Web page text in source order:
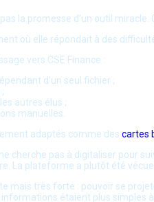
pas la promesse d’un outil
où elle répondait à des
vers CSE Finance :
d’un seul fichier ;
autres élus ;
manuelles.
adaptés comme des cartes
cherche pas à digitaliser pour
La plateforme a plutôt été
mais très forte : pouvoir se
étaient plus